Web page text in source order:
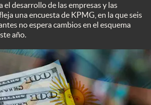
el desarrollo de las empresas y las
una encuesta de KPMG, en la que seis
no espera cambios en el esquema
año.